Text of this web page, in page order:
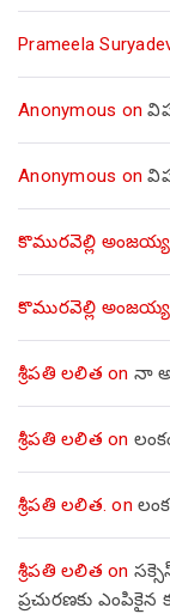
Prameela
Anonymous on
Anonymous on
కొమురవెల్లి అంజయ్య
కొమురవెల్లి అంజయ్య
శ్రీపతి లలిత on నా
శ్రీపతి లలిత on
శ్రీపతి లలిత. on
శ్రీపతి లలిత on
ప్రచురణకు ఎంపికైన